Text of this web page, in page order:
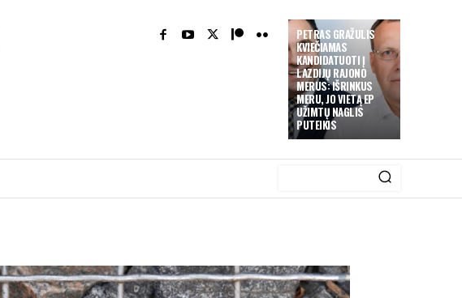
PETRAS GRAŽULIS
KVIEČIAMAS
KANDIDATUOTI Į
LAZDIJŲ RAJONO
MERUS: IŠRINKUS
MERU, JO VIETĄ EP
UŽIMTŲ NAGLIS
PUTEIKIS